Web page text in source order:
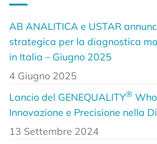
AB ANALITICA e USTAR
strategica per la diagnostica
in Italia – Giugno 2025
4 Giugno 2025
Lancio del GENEQUALITY®
Innovazione e Precisione nella
13 Settembre 2024